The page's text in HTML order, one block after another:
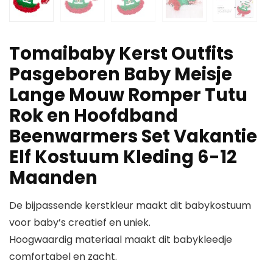
Tomaibaby Kerst Outfits
Pasgeboren Baby Meisje
Lange Mouw Romper Tutu
Rok en Hoofdband
Beenwarmers Set Vakantie
Elf Kostuum Kleding 6-12
Maanden
De bijpassende kerstkleur maakt dit babykostuum
voor baby’s creatief en uniek.
Hoogwaardig materiaal maakt dit babykleedje
comfortabel en zacht.